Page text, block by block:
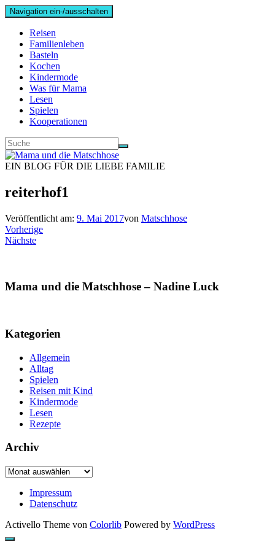
Navigation ein-/ausschalten
Reisen
Familienleben
Basteln
Kochen
Kindermode
Was für Mama
Lesen
Spielen
Kooperationen
EIN BLOG FÜR DIE LIEBE FAMILIE
reiterhof1
Veröffentlicht am: 9. Mai 2017von Matschhose
Vorherige
Nächste
Mama und die Matschhose – Nadine Luck
Kategorien
Allgemein
Alltag
Spielen
Reisen mit Kind
Kindermode
Lesen
Rezepte
Archiv
Archiv
Impressum
Datenschutz
Activello Theme von Colorlib Powered by WordPress